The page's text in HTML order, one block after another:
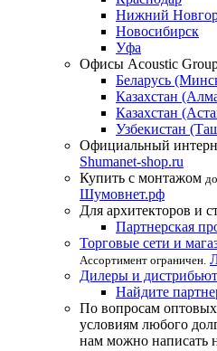
Нижний
Новосибирск
Уфа
Офисы Acoustic
Беларусь
Казахстан
Казахстан
Узбекистан
Официальный
Shumanet-shop.ru
Купить с монтажом
Шумовнет.рф
Для архитекторов и
Партнерская
Торговые сети и
Ассортимент ограничен.
Дилеры и
Найдите
По вопросам
условиям любого
нам можно написать